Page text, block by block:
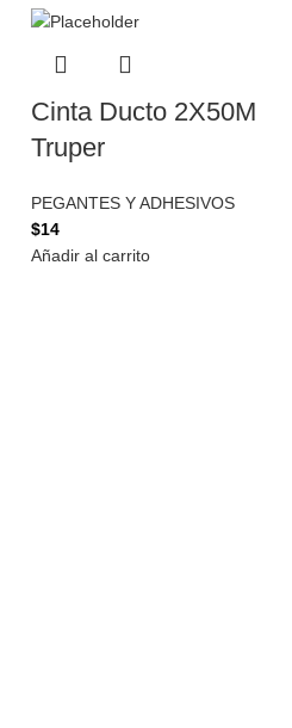
Cinta Ducto 2X50M
Truper
PEGANTES Y ADHESIVOS
$14
Añadir al carrito